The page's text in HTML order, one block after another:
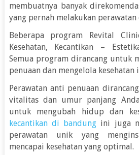
membuatnya banyak
yang pernah melakukan perawatan
Beberapa program Revital
Kesehatan, Kecantikan –
Semua program dirancang untuk
penuaan dan mengelola kesehatan
Perawatan anti penuaan
vitalitas dan umur panjang
untuk mengubah hidup dan
kecantikan di bandung ini juga
perawatan unik yang
mencapai kesehatan yang optimal.